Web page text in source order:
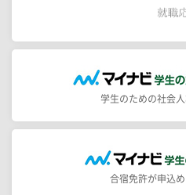
学生のための社会
合宿免許が申込